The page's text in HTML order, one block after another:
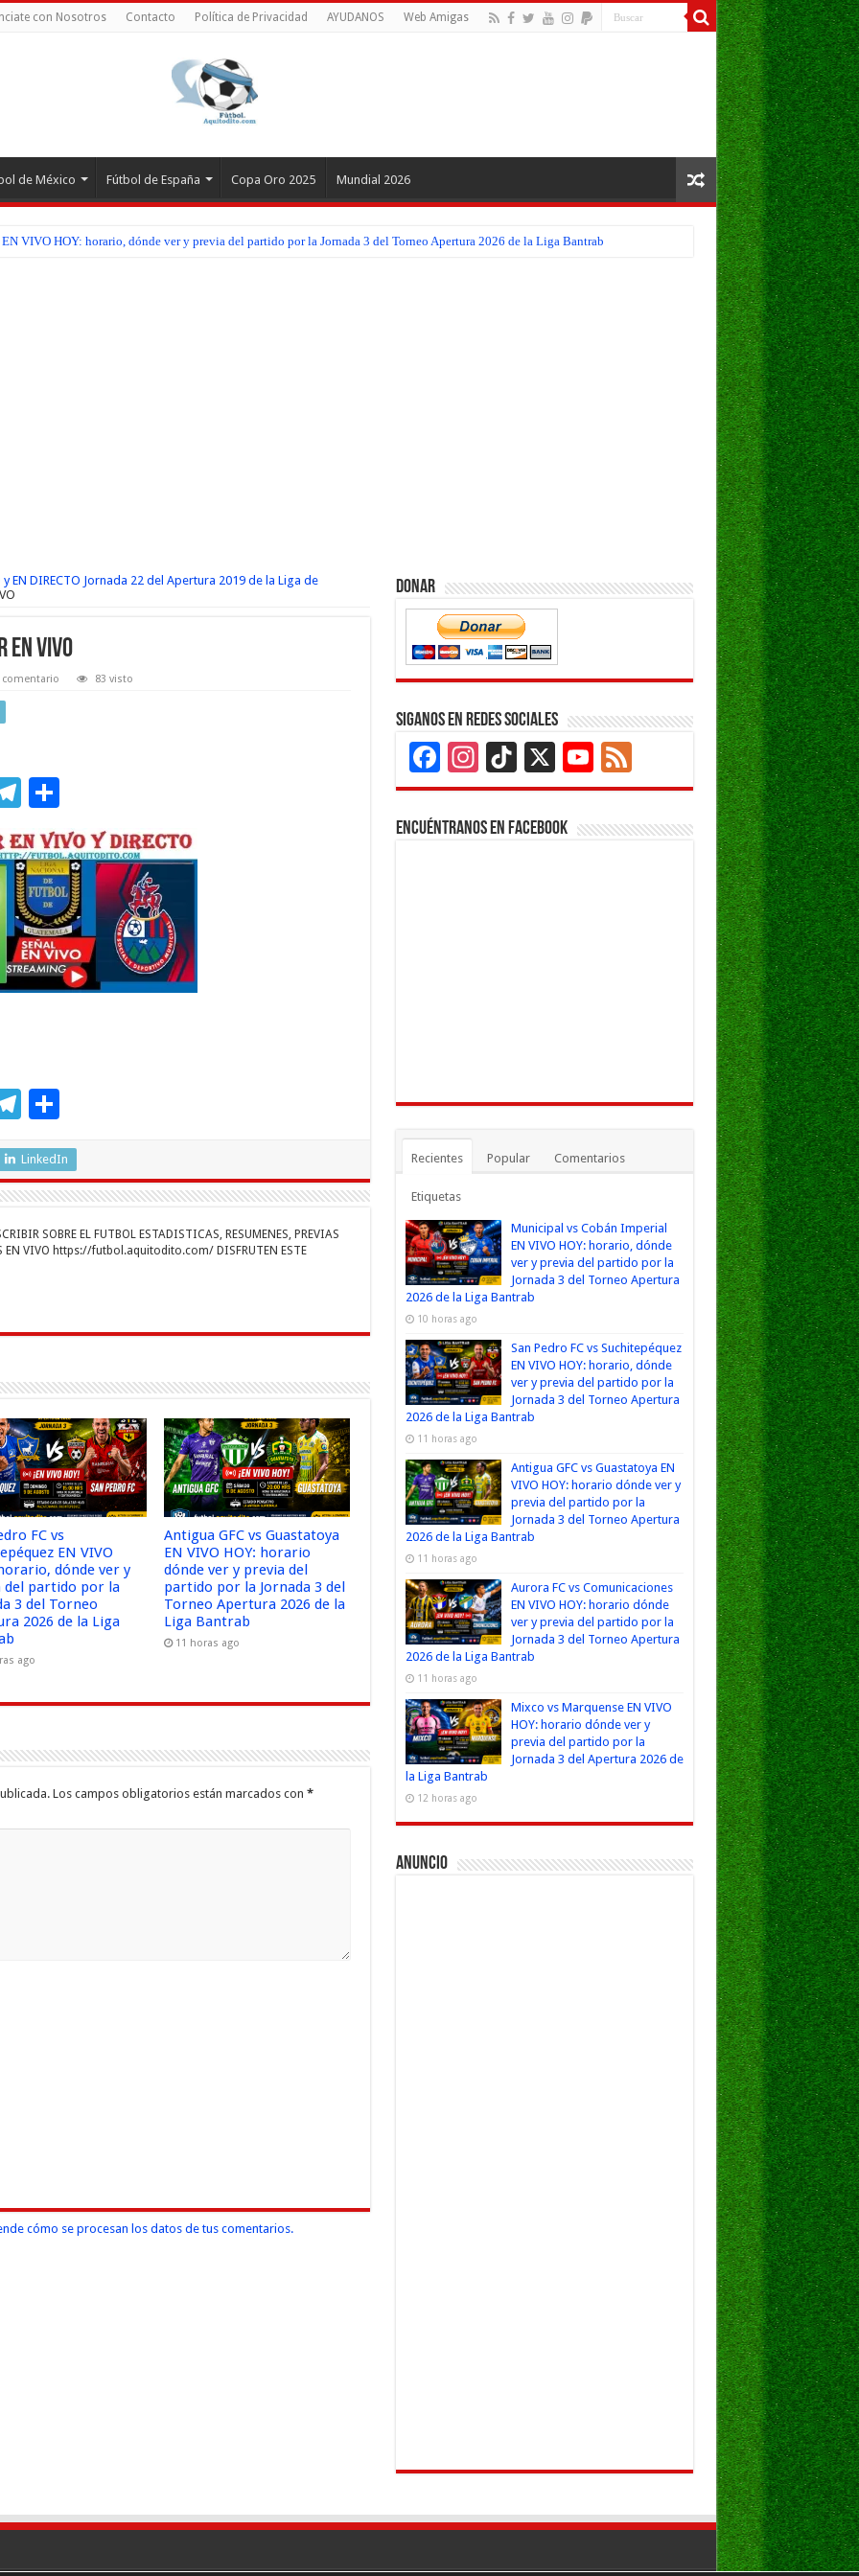
con Nosotros Contacto Política de Privacidad AYUDANOS Web Amigas
de México Fútbol de España Copa Oro 2025 Mundial 2026
VIVO HOY: horario, dónde ver y previa del partido por la Jornada 3 del Torneo Apertura 2026 de la Liga Bantrab
y EN DIRECTO Jornada 22 del Apertura 2019 de la Liga de
VIVO
comentario 83 visto
T
e
gr
a
m
C
o
m
p
ar
ti
r
T
e
gr
a
m
C
m
p
ar
ti
LinkedIn
SOBRE EL FUTBOL ESTADISTICAS, RESUMENES, PREVIAS
EN VIVO https://futbol.aquitodito.com/ DISFRUTEN ESTE
FC vs
EN VIVO
dónde ver y
del partido por la
3 del Torneo
2026 de la Liga
ago
Antigua GFC vs Guastatoya
EN VIVO HOY: horario
dónde ver y previa del
partido por la Jornada 3 del
Torneo Apertura 2026 de la
Liga Bantrab
11 horas ago
Los campos obligatorios están marcados con *
cómo se procesan los datos de tus comentarios.
Donar
Siganos en Redes Sociales
Facebook
Instagram
TikTok
X YouTube
Channel
Feed
Encuéntranos en Facebook
Recientes Popular Comentarios
Etiquetas
Municipal vs Cobán Imperial
EN VIVO HOY: horario, dónde
ver y previa del partido por la
Jornada 3 del Torneo Apertura
2026 de la Liga Bantrab
10 horas ago
San Pedro FC vs Suchitepéquez
EN VIVO HOY: horario, dónde
ver y previa del partido por la
Jornada 3 del Torneo Apertura
2026 de la Liga Bantrab
11 horas ago
Antigua GFC vs Guastatoya EN
VIVO HOY: horario dónde ver y
previa del partido por la
Jornada 3 del Torneo Apertura
2026 de la Liga Bantrab
11 horas ago
Aurora FC vs Comunicaciones
EN VIVO HOY: horario dónde
ver y previa del partido por la
Jornada 3 del Torneo Apertura
2026 de la Liga Bantrab
11 horas ago
Mixco vs Marquense EN VIVO
HOY: horario dónde ver y
previa del partido por la
Jornada 3 del Apertura 2026 de
la Liga Bantrab
12 horas ago
Anuncio